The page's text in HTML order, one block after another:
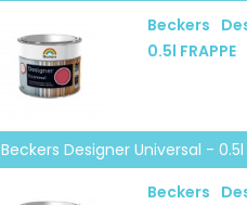
Beckers
0.5l FRAPPE
Beckers Designer Universal - 0.5l
Beckers